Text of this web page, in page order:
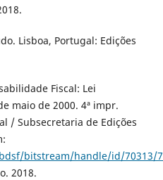
Lisboa, Portugal: Edições
Fiscal: Lei
maio de 2000. 4ª impr.
/ Subsecretaria de Edições
bitstream/handle/id/70313/
2018.